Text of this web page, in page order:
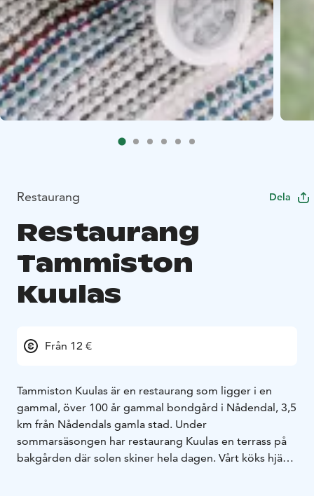
Restaurang Dela
Restaurang
Tammiston
Kuulas
Från 12 €
Tammiston Kuulas är en restaurang som ligger i en
gammal, över 100 år gammal bondgård i Nådendal, 3,5
km från Nådendals gamla stad. Under
sommarsäsongen har restaurang Kuulas en terrass på
bakgården där solen skiner hela dagen. Vårt köks hjärta